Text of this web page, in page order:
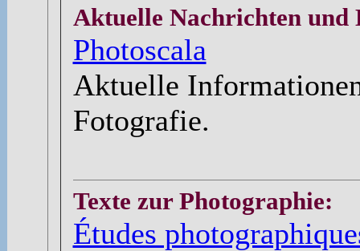
Aktuelle Nachrichten und
Photoscala
Aktuelle
Fotografie.
Texte zur Photographie:
Études